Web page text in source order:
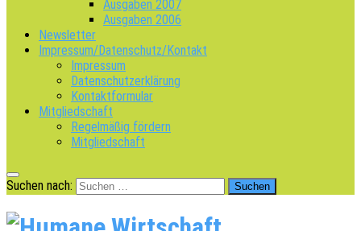
Ausgaben 2007
Ausgaben 2006
Newsletter
Impressum/Datenschutz/Kontakt
Impressum
Datenschutzerklärung
Kontaktformular
Mitgliedschaft
Regelmäßig fördern
Mitgliedschaft
Suchen nach: